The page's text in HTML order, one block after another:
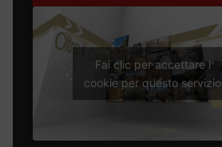
Fai clic per accettare i
cookie per questo servizio